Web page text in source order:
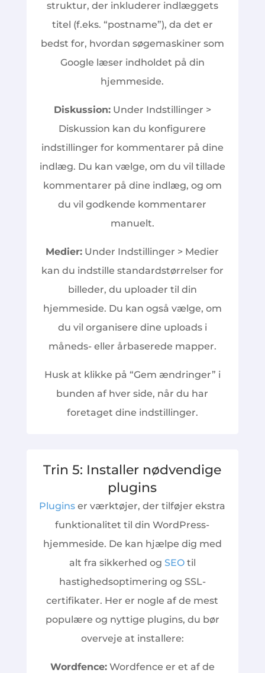
struktur, der inkluderer indlæggets
titel (f.eks. “postname”), da det er
bedst for, hvordan søgemaskiner som
Google læser indholdet på din
hjemmeside.
Diskussion:Under Indstillinger >
Diskussion kan du konfigurere
indstillinger for kommentarer på dine
indlæg. Du kan vælge, om du vil tillade
kommentarer på dine indlæg, og om
du vil godkende kommentarer
manuelt.
Medier: Under Indstillinger > Medier
kan du indstille standardstørrelser for
billeder, du uploader til din
hjemmeside. Du kan også vælge, om
du vil organisere dine uploads i
måneds- eller årbaserede mapper.
Husk at klikke på “Gem ændringer” i
bunden af hver side, når du har
foretaget dine indstillinger.
Trin 5: Installer nødvendige
plugins
Plugins er værktøjer, der tilføjer ekstra
funktionalitet til din WordPress-
hjemmeside. De kan hjælpe dig med
alt fra sikkerhed og SEOtil
hastighedsoptimering og SSL-
certifikater. Her er nogle af de mest
populære og nyttige plugins, du bør
overveje at installere:
Wordfence:Wordfence er et af de